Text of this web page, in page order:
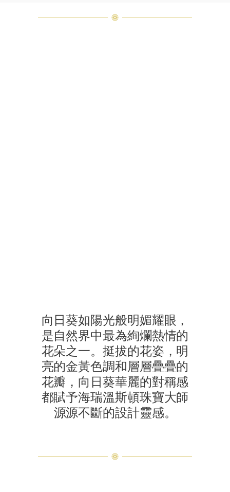
石皆與眾不同而採用獨特鑲嵌方式，
向日葵如陽光般明媚耀眼，
是自然界中最為絢爛熱情的
花朵之一。挺拔的花姿，明
亮的金黃色調和層層疊疊的
花瓣，向日葵華麗的對稱感
都賦予海瑞溫斯頓珠寶大師
源源不斷的設計靈感。